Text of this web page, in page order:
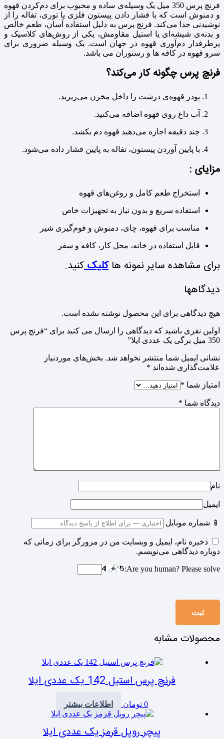
فرنچ‌ پرس 350 میل یک وسیله‌ی ساده و محبوب برای دم‌کردن قهوه
و دمنوش است که با فشار دادن پیستون فلزی یا توری، تفاله را از
نوشیدنی جدا می‌کند. فرنچ پرس به دلیل استفاده آسان، طعم خالص
و بدنه‌ی شیشه‌ای یا استیل مقاومش، یکی از روش‌های کلاسیک و
پرطرفدار دم‌آوری قهوه در جهان است. یک وسیله ضروری برای
سرو قهوه در کافه ها و رستوران می باشد.
فرنچ پرس چگونه کار می‌کند؟
پودر قهوه‌ی درشت را داخل مخزن می‌ریزید.
آب داغ روی قهوه اضافه می‌کنید.
چند دقیقه اجازه می‌دهید قهوه دم بکشد.
با پایین آوردن پیستون، تفاله به پایین فشار داده می‌شود.
مزایای :
استخراج طعم کامل و روغن‌های قهوه
استفاده سریع و بدون نیاز به تجهیزات خاص
مناسب برای قهوه، چای، دمنوش و فوم‌گیری شیر
قابل استفاده در خانه، محل کار، کافه و سفر
برای مشاهده سایر نمونه هاکلیککنید.
دیدگاهها
هیچ دیدگاهی برای این محصول نوشته نشده است.
اولین نفری باشید که دیدگاهی را ارسال می کنید برای “فرنچ پرس
350 میل برگی یک عددی ایلا”
نشانی ایمیل شما منتشر نخواهد شد. بخش‌های موردنیاز
علامت‌گذاری شده‌اند *
امتیاز شما *
دیدگاه شما *
نام
ایمیل
📱 شماره موبایل
ذخیره نام، ایمیل و وبسایت من در مرورگر برای زمانی که
دوباره دیدگاهی می‌نویسم.
Are you human? Please solve:
محصولات مشابه
فرنچ پرس استیل 142 یک عددی ایلا
0 تومان اطلاعات بیشتر
پیچر روپل قرمز یک عددی ایلا